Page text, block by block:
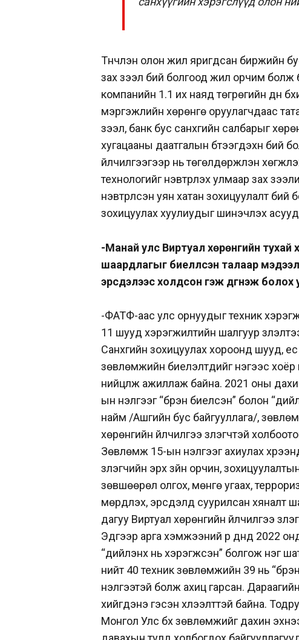
Түүнчлэн олон жил яригдсан биржийн
зах зээл бий болгоод жил орчим болж
компанийн 1.1 их наяд төгрөгийн дүн
мэргэжлийн хөрөнгө оруулагчдаас
зээл, банк бус санхүүгийн салбарыг
хугацааны даатгалын бүтээгдэхүүн бий
үйлчилгээгээр нь төгөлдөржүүлэн
технологийг нэвтрүүлэх улмаар зах
нэвтрүүлсэн уян хатан зохицуулалт бий
зохицуулах хуулиудыг шинэчлэх
-Манай улс Виртуал хөрөнгийн
шаардлагыг биелүүлсэн талаар
эрсдэлээс холдсон гэж дүгнэж болох
-ФАТФ-аас улс орнуудыг техник
11 шууд хэрэгжилтийн шалгуур
Санхүүгийн зохицуулах хороонд шууд,
зөвлөмжийн биелэлтүүдийг нэгээс
нийцүүлж ажиллаж байна. 2021 оны
ын үнэлгээг “бүрэн биелсэн” болон
найм /Ашгийн бус байгууллага/,
хөрөнгийн үйлчилгээ үзүүлэгчтэй
Зөвлөмж 15-ын үнэлгээг ахиулах
үзүүлэгчийн эрх зүйн орчин,
зөвшөөрөл олгох, мөнгө угаах,
мөрдүүлэх, эрсдэлд суурилсан хяналт
дагуу Виртуал хөрөнгийн үйлчилгээ
Эдгээр арга хэмжээний үр дүнд 2022
“дийлэнх нь хэрэгжсэн” болгож нэг
нийт 40 техник зөвлөмжийн 39 нь
үнэлгээтэй болж ахиц гарсан.
хийгдэнэ гэсэн хүлээлттэй байна.
Монгол Улс бүх зөвлөмжийг дахин